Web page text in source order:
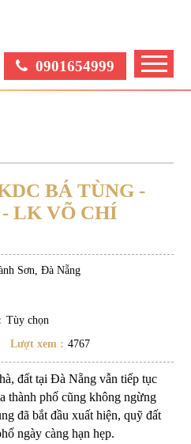
0901654999
BÁ TÙNG -
LK VÕ CHÍ
Sơn, Đà Nẵng
Tùy chọn
Lượt xem : 4767
đất tại Đà Nẵng vẫn tiếp tục
thành phố cũng không ngừng
đã bắt đầu xuất hiện, quỹ đất
ngày càng hạn hẹp.